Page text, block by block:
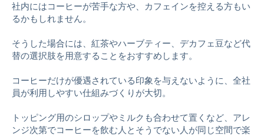
社内にはコーヒーが苦手な方や、カフェインを控える方もい
るかもしれません。
そうした場合には、紅茶やハーブティー、デカフェ豆など代
替の選択肢を用意することをおすすめします。
コーヒーだけが優遇されている印象を与えないように、全社
員が利用しやすい仕組みづくりが大切。
トッピング用のシロップやミルクも合わせて置くなど、アレ
ンジ次第でコーヒーを飲む人とそうでない人が同じ空間で楽